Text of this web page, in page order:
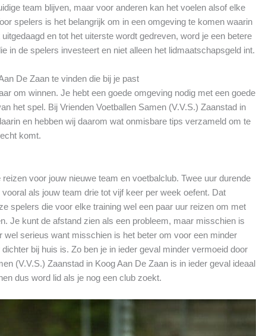
team blijven, maar voor anderen kan het voelen alsof elke
spelers is het belangrijk om in een omgeving te komen waarin
en tot het uiterste wordt gedreven, word je een betere
in de spelers investeert en niet alleen het lidmaatschapsgeld int.
De Zaan te vinden die bij je past
om winnen. Je hebt een goede omgeving nodig met een goede
het spel. Bij Vrienden Voetballen Samen (V.V.S.) Zaanstad in
en hebben wij daarom wat onmisbare tips verzameld om te
komt.
voor jouw nieuwe team en voetbalclub. Twee uur durende
als jouw team drie tot vijf keer per week oefent. Dat
spelers die voor elke training wel een paar uur reizen om met
Je kunt de afstand zien als een probleem, maar misschien is
wel serieus want misschien is het beter om voor een minder
bij huis is. Zo ben je in ieder geval minder vermoeid door
(V.V.S.) Zaanstad in Koog Aan De Zaan is in ieder geval ideaal
dus word lid als je nog een club zoekt.